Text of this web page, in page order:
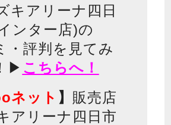
キアリーナ四日
ンター店)の
・評判を見てみ
▶ こちらへ！
ネット 】 販売店
アリーナ四日市